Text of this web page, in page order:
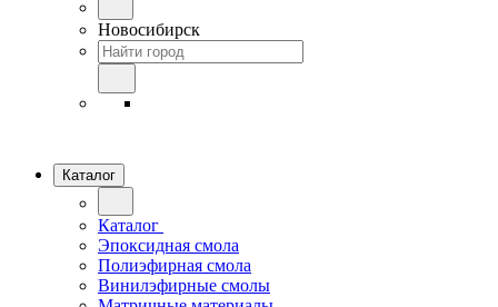
Новосибирск
Каталог
Каталог
Эпоксидная смола
Полиэфирная смола
Винилэфирные смолы